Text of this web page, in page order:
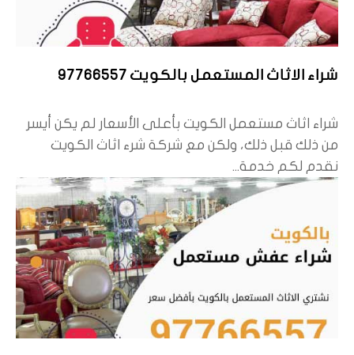
شراء الاثاث المستعمل بالكويت 97766557
شراء اثاث مستعمل الكويت بأعلى الأسعار لم يكن أيسر
من ذلك قبل ذلك، ولكن مع شركة شرء اثاث الكويت
نقدم لكم خدمة...